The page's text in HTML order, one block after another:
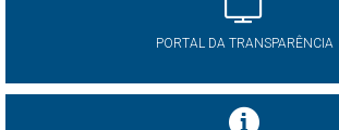
PORTAL DA TRANSPARÊNCIA